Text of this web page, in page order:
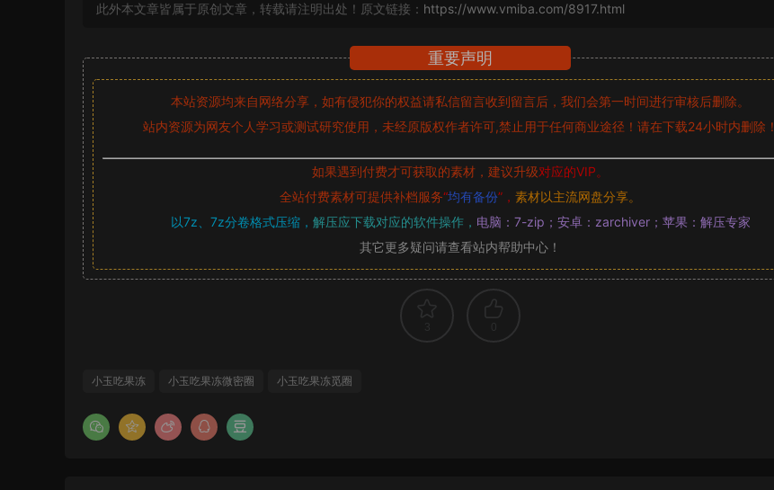
此外本文章皆属于原创文章，转载请注明出处！原文链接： https://www.vmiba.com/8917.html
重要声明
本站资源均来自网络分享，如有侵犯你的权益请私信留言收到留言后，我们会第一时间进行审核后删除。
站内资源为网友个人学习或测试研究使用，未经原版权作者许可,禁止用于任何商业途径！请在下载24小时内删除！
如果遇到付费才可获取的素材，建议升级对应的VIP。
全站付费素材可提供补档服务“均有备份”， 素材以主流网盘分享。
以7z、7z分卷格式压缩， 解压应下载对应的软件操作， 电脑：7-zip；安卓：zarchiver；苹果：解压专家
其它更多疑问请查看站内帮助中心！
3
小玉吃果冻 小玉吃果冻微密圈 小玉吃果冻觅圈